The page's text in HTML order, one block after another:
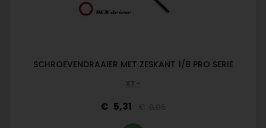
SCHROEVENDRAAIER MET ZESKANT 1/8 PRO SERIE
XT-
5,31 8,85